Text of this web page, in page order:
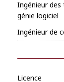
Ingénieur
génie logiciel
Ingénieur de
Licence